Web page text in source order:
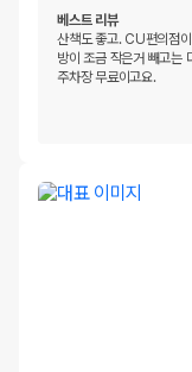
베스트 리뷰
산책도 좋고. CU편의점
방이 조금 작은거 빼고는
주차장 무료이고요.